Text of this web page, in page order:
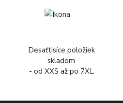
Desaťtisíce položiek
skladom
- od XXS až po 7XL